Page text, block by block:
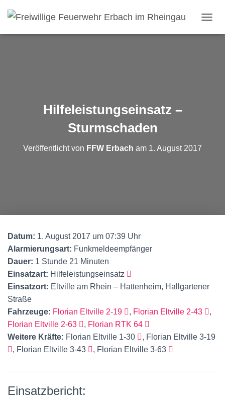
Hilfeleistungseinsatz –
Sturmschaden
Veröffentlicht von FFW Erbach am 1. August 2017
Datum: 1. August 2017 um 07:39 Uhr
Alarmierungsart: Funkmeldeempfänger
Dauer: 1 Stunde 21 Minuten
Einsatzart: Hilfeleistungseinsatz
Einsatzort: Eltville am Rhein – Hattenheim, Hallgartener
Straße
Fahrzeuge: Florian Eltville 2-19 , Florian Eltville 2-43
,
Florian Eltville 2-63
, Florian RTK 64
Weitere Kräfte: Florian Eltville 1-30
, Florian Eltville 3-19
, Florian Eltville 3-43
, Florian Eltville 3-63
Einsatzbericht: